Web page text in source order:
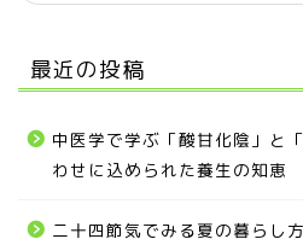
最近の投稿
中医学で学ぶ「酸甘化陰」と
わせに込められた養生の知恵
二十四節気でみる夏の暮らし